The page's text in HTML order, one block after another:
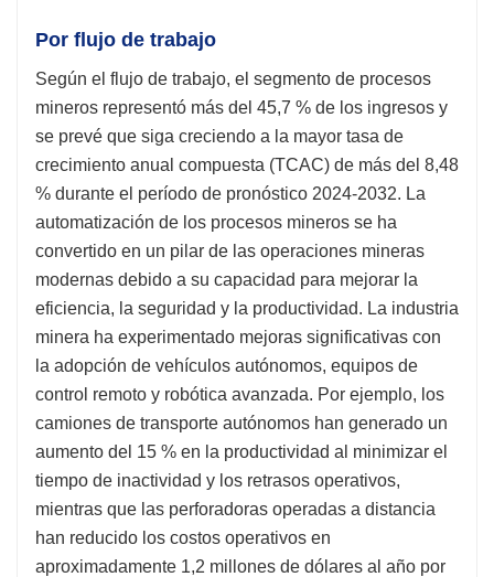
Por flujo de trabajo
Según el flujo de trabajo, el segmento de procesos
mineros representó más del 45,7 % de los ingresos y
se prevé que siga creciendo a la mayor tasa de
crecimiento anual compuesta (TCAC) de más del 8,48
% durante el período de pronóstico 2024-2032. La
automatización de los procesos mineros se ha
convertido en un pilar de las operaciones mineras
modernas debido a su capacidad para mejorar la
eficiencia, la seguridad y la productividad. La industria
minera ha experimentado mejoras significativas con
la adopción de vehículos autónomos, equipos de
control remoto y robótica avanzada. Por ejemplo, los
camiones de transporte autónomos han generado un
aumento del 15 % en la productividad al minimizar el
tiempo de inactividad y los retrasos operativos,
mientras que las perforadoras operadas a distancia
han reducido los costos operativos en
aproximadamente 1,2 millones de dólares al año por